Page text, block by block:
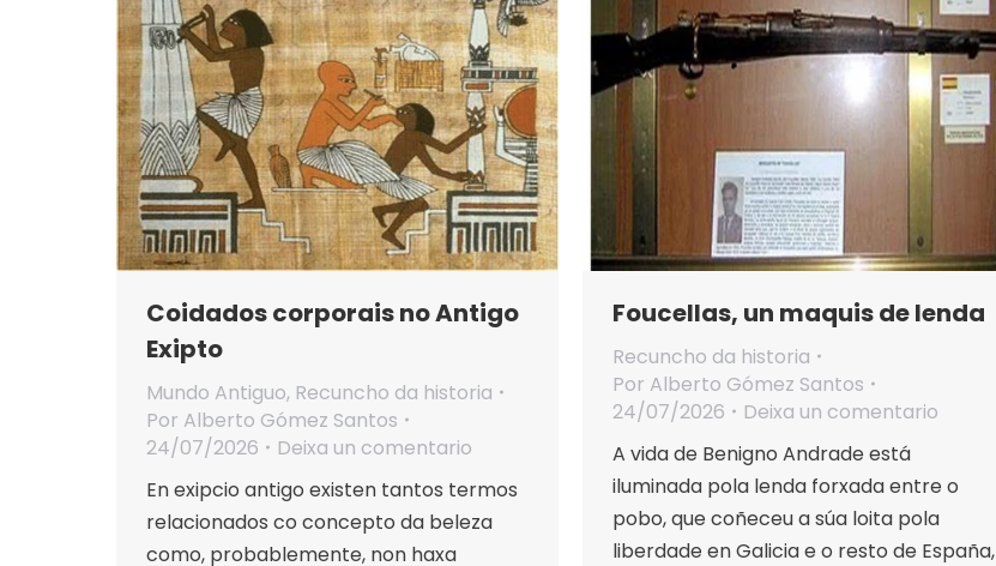
Coidados corporais no Antigo
Exipto
Mundo Antiguo, Recuncho da historia
Por Alberto Gómez Santos
24/07/2026
Deixa un comentario
En exipcio antigo existen tantos termos
relacionados co concepto da beleza
como, probablemente, non haxa
Foucellas, un maquis de lenda
Recuncho da historia
Por Alberto Gómez Santos
24/07/2026
Deixa un comentario
A vida de Benigno Andrade está
iluminada pola lenda forxada entre o
pobo, que coñeceu a súa loita pola
liberdade en Galicia e o resto de España,